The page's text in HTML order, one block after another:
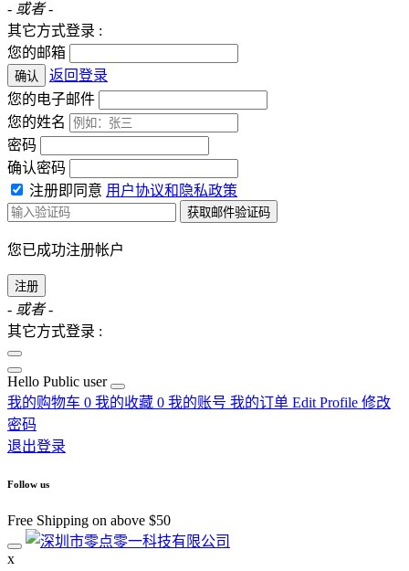
- 或者 -
其它方式登录 :
您的邮箱
确认
返回登录
您的电子邮件
您的姓名
密码
确认密码
注册即同意 用户协议和隐私政策
获取邮件验证码
您已成功注册帐户
注册
- 或者 -
其它方式登录 :
Hello Public user
我的购物车 0 我的收藏 0 我的账号 我的订单 Edit Profile 修改
密码
退出登录
Follow us
Free Shipping on above $50
x